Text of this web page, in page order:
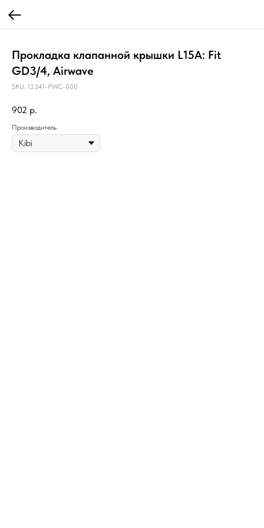
Прокладка клапанной крышки L15A: Fit
GD3/4, Airwave
SKU: 12341-PWC-000
902 р.
Производитель